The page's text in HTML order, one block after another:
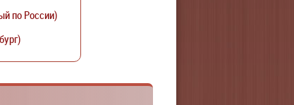
по России)